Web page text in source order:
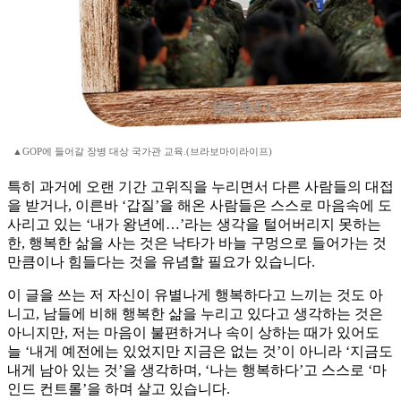
▲GOP에 들어갈 장병 대상 국가관 교육.(브라보마이라이프)
특히 과거에 오랜 기간 고위직을 누리면서 다른 사람들의 대접
을 받거나, 이른바 ‘갑질’을 해온 사람들은 스스로 마음속에 도
사리고 있는 ‘내가 왕년에…’라는 생각을 털어버리지 못하는
한, 행복한 삶을 사는 것은 낙타가 바늘 구멍으로 들어가는 것
만큼이나 힘들다는 것을 유념할 필요가 있습니다.
이 글을 쓰는 저 자신이 유별나게 행복하다고 느끼는 것도 아
니고, 남들에 비해 행복한 삶을 누리고 있다고 생각하는 것은
아니지만, 저는 마음이 불편하거나 속이 상하는 때가 있어도
늘 ‘내게 예전에는 있었지만 지금은 없는 것’이 아니라 ‘지금도
내게 남아 있는 것’을 생각하며, ‘나는 행복하다’고 스스로 ‘마
인드 컨트롤’을 하며 살고 있습니다.